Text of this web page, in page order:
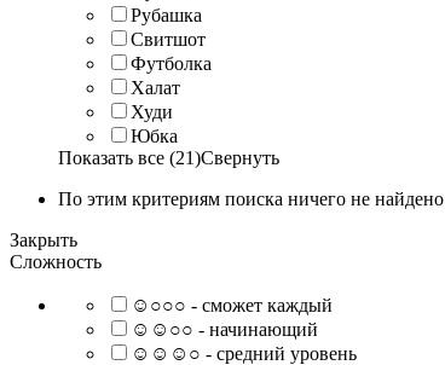
Рубашка
Свитшот
Футболка
Халат
Худи
Юбка
Показать все (21)Свернуть
По этим критериям поиска ничего не найдено
Закрыть
Сложность
☺○○○ - сможет каждый
☺☺○○ - начинающий
☺☺☺○ - средний уровень